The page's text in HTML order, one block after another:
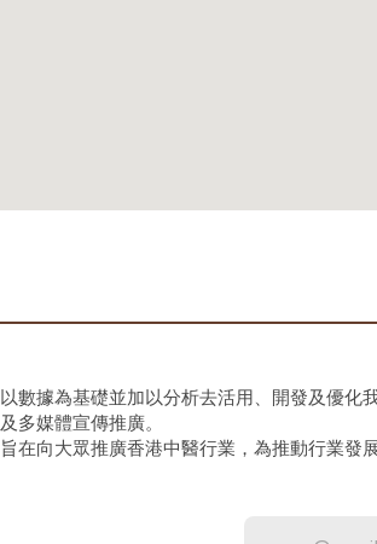
以數據為基礎並加以分析去活用、開發及優化
及多媒體宣傳推廣。
旨在向大眾推廣香港中醫行業，為推動行業發